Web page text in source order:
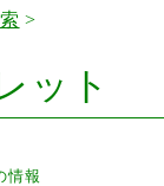
>
ット
情報